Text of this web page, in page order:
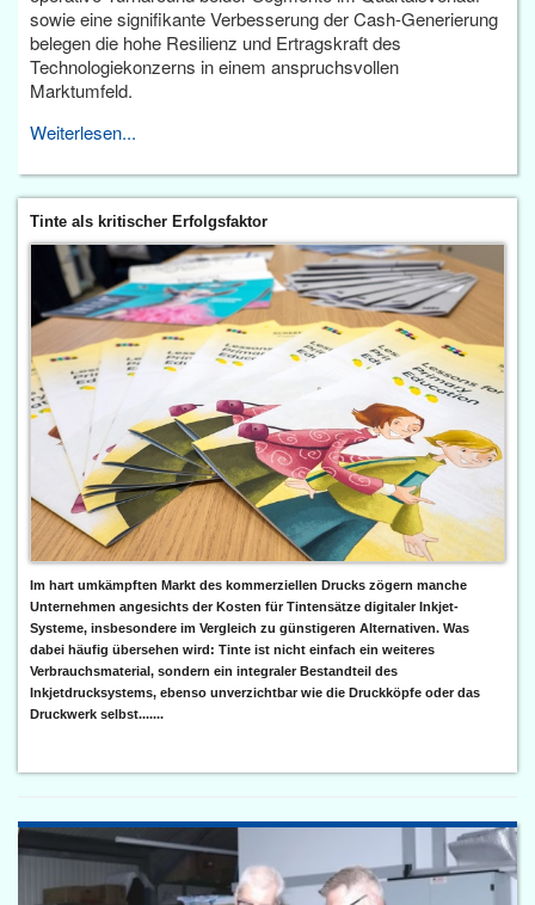
sowie eine signifikante Verbesserung der Cash-Generierung
belegen die hohe Resilienz und Ertragskraft des
Technologiekonzerns in einem anspruchsvollen
Marktumfeld.
Weiterlesen...
Tinte als kritischer Erfolgsfaktor
Im hart umkämpften Markt des kommerziellen Drucks zögern manche
Unternehmen angesichts der Kosten für Tintensätze digitaler Inkjet-
Systeme, insbesondere im Vergleich zu günstigeren Alternativen. Was
dabei häufig übersehen wird: Tinte ist nicht einfach ein weiteres
Verbrauchsmaterial, sondern ein integraler Bestandteil des
Inkjetdrucksystems, ebenso unverzichtbar wie die Druckköpfe oder das
Druckwerk selbst.......